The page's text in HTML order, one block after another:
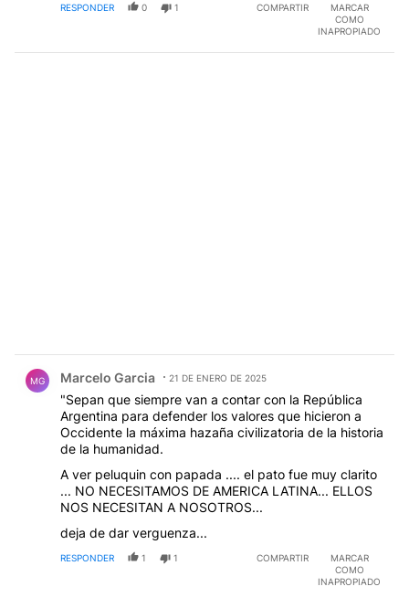
RESPONDER 0 1 COMPARTIR
MARCAR
COMO
INAPROPIADO
MG Marcelo Garcia 21 DE ENERO DE 2025
"Sepan que siempre van a contar con la República
Argentina para defender los valores que hicieron a
Occidente la máxima hazaña civilizatoria de la historia
de la humanidad.
A ver peluquin con papada .... el pato fue muy clarito
... NO NECESITAMOS DE AMERICA LATINA... ELLOS
NOS NECESITAN A NOSOTROS...
deja de dar verguenza...
RESPONDER 1 1 COMPARTIR
MARCAR
COMO
INAPROPIADO